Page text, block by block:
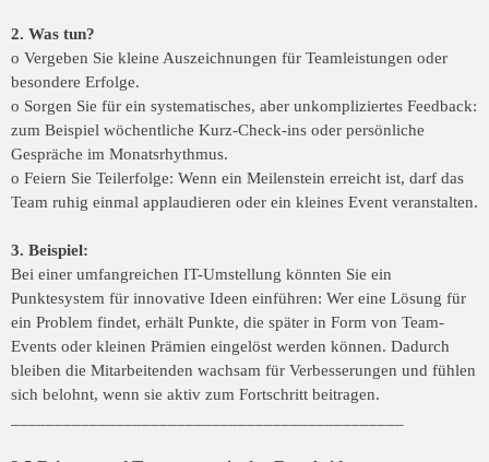
2. Was tun?
o Vergeben Sie kleine Auszeichnungen für Teamleistungen oder
besondere Erfolge.
o Sorgen Sie für ein systematisches, aber unkompliziertes Feedback:
zum Beispiel wöchentliche Kurz-Check-ins oder persönliche
Gespräche im Monatsrhythmus.
o Feiern Sie Teilerfolge: Wenn ein Meilenstein erreicht ist, darf das
Team ruhig einmal applaudieren oder ein kleines Event veranstalten.
3. Beispiel:
Bei einer umfangreichen IT-Umstellung könnten Sie ein
Punktesystem für innovative Ideen einführen: Wer eine Lösung für
ein Problem findet, erhält Punkte, die später in Form von Team-
Events oder kleinen Prämien eingelöst werden können. Dadurch
bleiben die Mitarbeitenden wachsam für Verbesserungen und fühlen
sich belohnt, wenn sie aktiv zum Fortschritt beitragen.